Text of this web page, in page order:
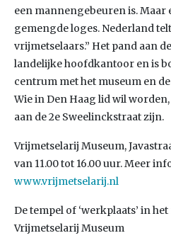
een mannengebeuren is.
gemengde loges. Nederland
vrijmetselaars.” Het pand aan
landelijke hoofdkantoor en is
centrum met het museum en
Wie in Den Haag lid wil
aan de 2e Sweelinckstraat zijn.
Vrijmetselarij Museum,
van 11.00 tot 16.00 uur. Meer
www.vrijmetselarij.nl
De tempel of ‘werkplaats’ in
Vrijmetselarij Museum